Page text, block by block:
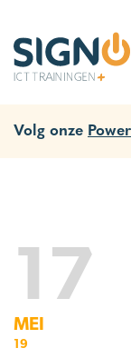
Volg onze
17
MEI
19